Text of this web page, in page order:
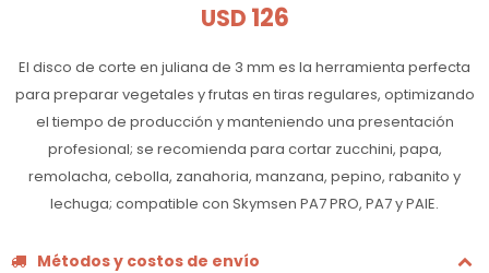
USD 126
El disco de corte en juliana de 3 mm es la herramienta perfecta
para preparar vegetales y frutas en tiras regulares, optimizando
el tiempo de producción y manteniendo una presentación
profesional; se recomienda para cortar zucchini, papa,
remolacha, cebolla, zanahoria, manzana, pepino, rabanito y
lechuga; compatible con Skymsen PA7 PRO, PA7 y PAIE.
Métodos y costos de envío